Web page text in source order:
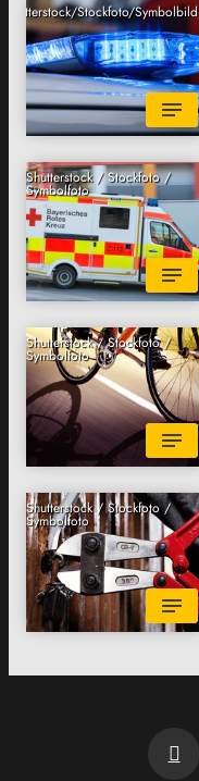
Shutterstock/Stockfoto/Symbolbild
Shutterstock / Stockfoto /
Symbolfoto
Shutterstock / Stockfoto /
Symbolfoto
Shutterstock / Stockfoto /
Symbolfoto